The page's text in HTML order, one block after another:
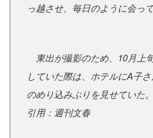
っ越させ、毎日のように会っ
東出が撮影のため、10月上
していた際は、ホテルにA子
のめり込みぶりを見せていた。
引用：週刊文春